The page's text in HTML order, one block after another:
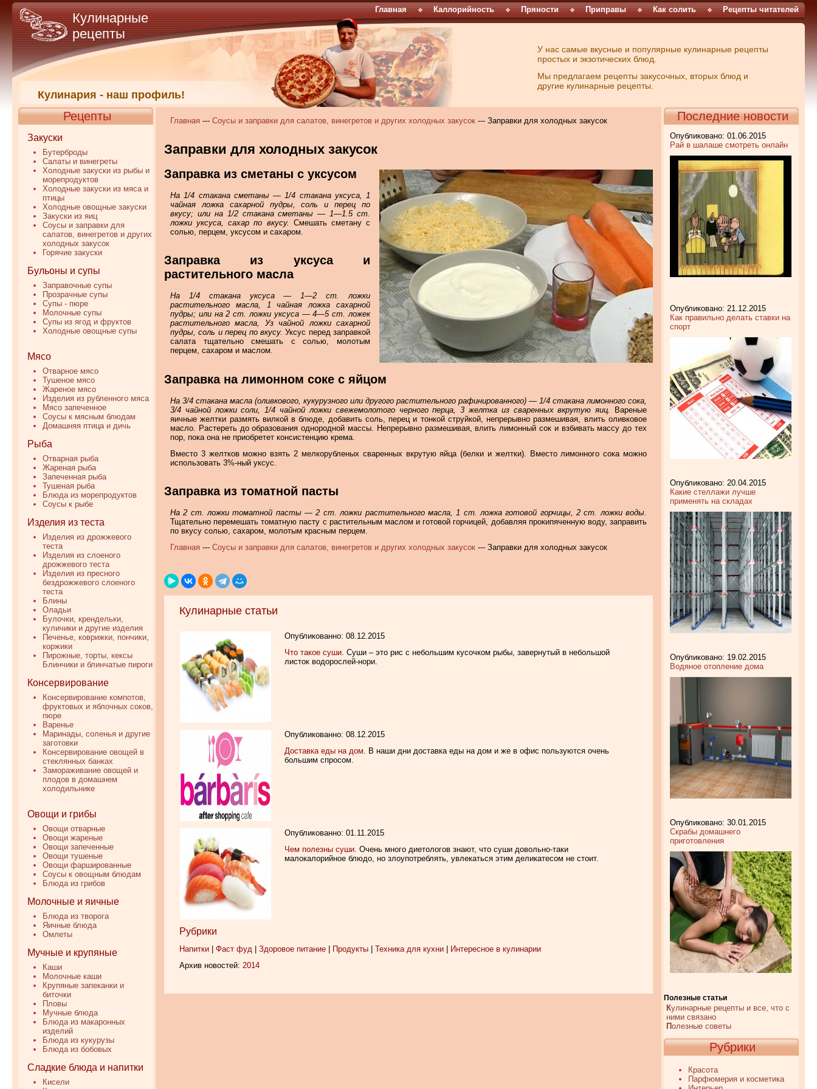
Кулинария - наш профиль!
Кулинарные
рецепты
Главная Каллорийность Пряности Приправы Как солить Рецепты читателей
У нас самые вкусные и популярные кулинарные рецепты
простых и экзотических блюд.
Мы предлагаем рецепты закусочных, вторых блюд и
другие кулинарные рецепты.
Рецепты
Закуски
Бутерброды
Салаты и винегреты
Холодные закуски из рыбы и
морепродуктов
Холодные закуски из мяса и
птицы
Холодные овощные закуски
Закуски из яиц
Соусы и заправки для
салатов, винегретов и других
холодных закусок
Горячие закуски
Бульоны и супы
Заправочные супы
Прозрачные супы
Супы - пюре
Молочные супы
Супы из ягод и фруктов
Холодные овощные супы
Мясо
Отварное мясо
Тушеное мясо
Жареное мясо
Изделия из рубленного мяса
Мясо запеченное
Соусы к мясным блюдам
Домашняя птица и дичь
Рыба
Отварная рыба
Жареная рыба
Запеченная рыба
Тушеная рыба
Блюда из морепродуктов
Соусы к рыбе
Изделия из теста
Изделия из дрожжевого
теста
Изделия из слоеного
дрожжевого теста
Изделия из пресного
бездрожжевого слоеного
теста
Блины
Оладьи
Булочки, крендельки,
куличики и другие изделия
Печенье, коврижки, пончики,
коржики
Пирожные, торты, кексы
Блинчики и блинчатые пироги
Консервирование
Консервирование компотов,
фруктовых и яблочных соков,
пюре
Варенье
Маринады, соленья и другие
заготовки
Консервирование овощей в
стеклянных банках
Замораживание овощей и
плодов в домашнем
холодильнике
Овощи и грибы
Овощи отварные
Овощи жареные
Овощи запеченные
Овощи тушеные
Овощи фаршированные
Соусы к овощным блюдам
Блюда из грибов
Молочные и яичные
Блюда из творога
Яичные блюда
Омлеты
Мучные и крупяные
Каши
Молочные каши
Крупяные запеканки и
биточки
Пловы
Мучные блюда
Блюда из макаронных
изделий
Блюда из кукурузы
Блюда из бобовых
Сладкие блюда и напитки
Кисели
Главная --- Соусы и заправки для салатов, винегретов и других холодных закусок --- Заправки для холодных закусок
Заправки для холодных закусок
Заправка из сметаны с уксусом
На 1/4 стакана сметаны — 1/4 стакана уксуса, 1
чайная ложка сахарной пудры, соль и перец по
вкусу; или на 1/2 стакана сметаны — 1—1.5 ст.
ложки уксуса, сахар по вкусу. Смешать сметану с
солью, перцем, уксусом и сахаром.
Заправка из уксуса и
растительного масла
На 1/4 стакана уксуса — 1—2 ст. ложки
растительного масла, 1 чайная ложка сахарной
пудры; или на 2 ст. ложки уксуса — 4—5 ст. ложек
растительного масла, Уз чайной ложки сахарной
пудры, соль и перец по вкусу. Уксус перед заправкой
салата тщательно смешать с солью, молотым
перцем, сахаром и маслом.
Заправка на лимонном соке с яйцом
На 3/4 стакана масла (оливкового, кукурузного или другого растительного рафинированного) — 1/4 стакана лимонного сока,
3/4 чайной ложки соли, 1/4 чайной ложки свежемолотого черного перца, 3 желтка из сваренных вкрутую яиц.
Вареные
яичные желтки размять вилкой в блюде, добавить соль, перец и тонкой струйкой, непрерывно размешивая, влить оливковое
масло. Растереть до образования однородной массы. Непрерывно размешивая, влить лимонный сок и взбивать массу до тех
пор, пока она не приобретет консистенцию крема.
Вместо 3 желтков можно взять 2 мелкорубленых сваренных вкрутую яйца (белки и желтки). Вместо лимонного сока можно
использовать 3%-ный уксус.
Заправка из томатной пасты
На 2 ст. ложки томатной пасты — 2 ст. ложки растительного масла, 1 ст. ложка готовой горчицы, 2 ст. ложки воды.
Тщательно перемешать томатную пасту с растительным маслом и готовой горчицей, добавляя прокипяченную воду, заправить
по вкусу солью, сахаром, молотым красным перцем.
Главная --- Соусы и заправки для салатов, винегретов и других холодных закусок --- Заправки для холодных закусок
Кулинарные статьи
Опубликованно: 08.12.2015
Что такое суши. Суши – это рис с небольшим кусочком рыбы, завернутый в небольшой
листок водорослей-нори.
Опубликованно: 08.12.2015
Доставка еды на дом. В наши дни доставка еды на дом и же в офис пользуются очень
большим спросом.
Опубликованно: 01.11.2015
Чем полезны суши. Очень много диетологов знают, что суши довольно-таки
малокалорийное блюдо, но злоупотреблять, увлекаться этим деликатесом не стоит.
Рубрики
Напитки Фаст фуд Здоровое питание Продукты Техника для кухни
Интересное в кулинарии
Архив новостей: 2014
Последние новости
Опубликовано: 01.06.2015
Рай в шалаше смотреть онлайн
Опубликовано: 21.12.2015
Как правильно делать ставки на
спорт
Опубликовано: 20.04.2015
Какие стеллажи лучше
применять на складах
Опубликовано: 19.02.2015
Водяное отопление дома
Опубликовано: 30.01.2015
Скрабы домашнего
приготовления
Полезные статьи
Кулинарные рецепты и все, что с
ними связано
Полезные советы
Рубрики
Красота
Парфюмерия и косметика